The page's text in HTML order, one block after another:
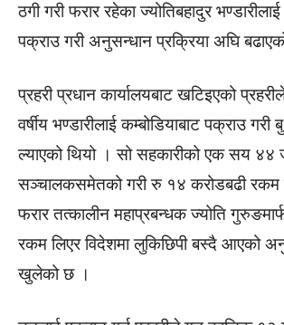
ठगी गरी फरार रहेका ज्योतिबहादुर
पक्राउ गरी अनुसन्धान प्रक्रिया अघि
प्रहरी प्रधान कार्यालयबाट खटिइएको
वर्षीय भण्डारीलाई कम्बोडियाबाट पक्राउ गरी
ल्याएको थियो । सो सहकारीको एक सय ४४
सञ्चालकसमेतको गरी रु १४ करोडबढी रकम
फरार तत्कालीन महाप्रबन्धक ज्योति
रकम लिएर विदेशमा लुकिछिपी बस्दै आएको
खुलेको छ ।